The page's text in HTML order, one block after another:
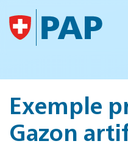
Accéder au contenu
Exemple
Gazon